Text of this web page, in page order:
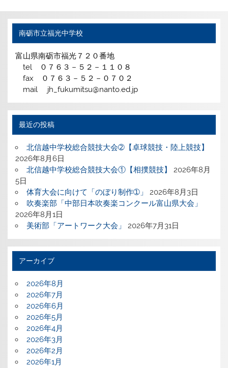
南砺市立福光中学校
富山県南砺市福光７２０番地
tel ０７６３－５２－１１０８
fax ０７６３－５２－０７０２
mail jh_fukumitsu@nanto.ed.jp
最近の投稿
北信越中学校総合競技大会➁【卓球競技・陸上競技】
2026年8月6日
北信越中学校総合競技大会①【相撲競技】
2026年8月
5日
体育大会に向けて「のぼり制作➀」
2026年8月3日
吹奏楽部「中部日本吹奏楽コンクール富山県大会」
2026年8月1日
美術部「アートワーク大会」
2026年7月31日
アーカイブ
2026年8月
2026年7月
2026年6月
2026年5月
2026年4月
2026年3月
2026年2月
2026年1月